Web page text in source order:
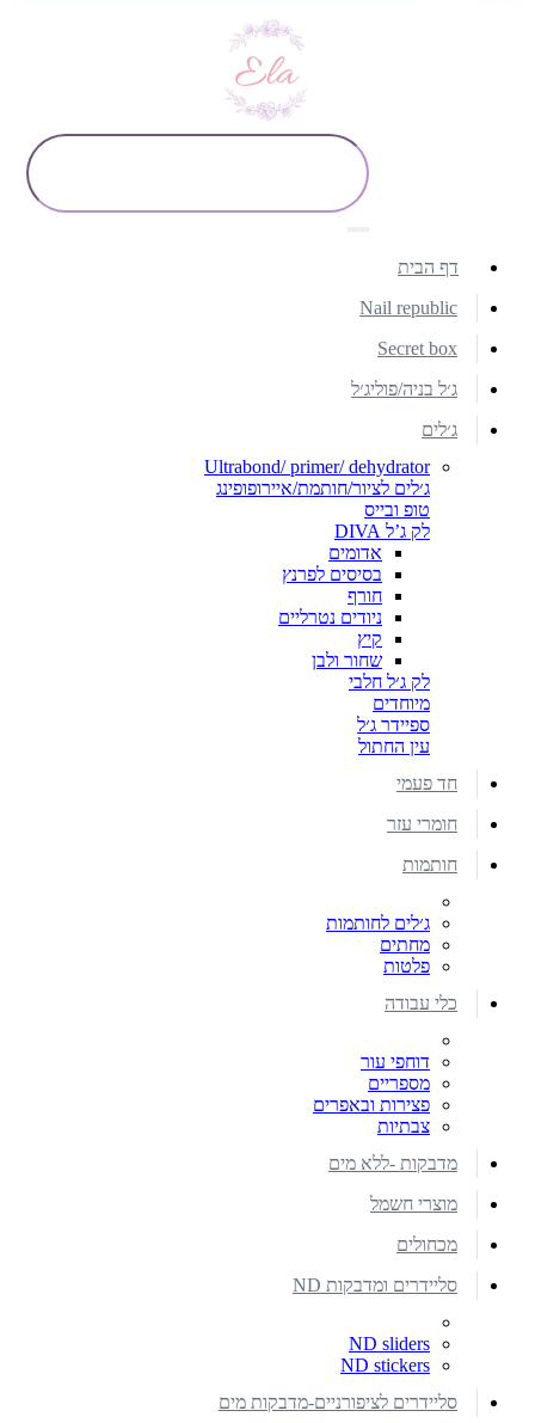
דף הבית
Nail republic
Secret box
ג׳ל בניה/פוליג׳ל
ג׳לים
Ultrabond/ primer/ dehydrator
ג׳לים לציור/חותמת/איירופופינג
טופ ובייס
לק ג’ל DIVA
אדומים
בסיסים לפרנץ
חורף
ניודים נטרליים
קיץ
שחור ולבן
לק ג׳ל חלבי
מיוחדים
ספיידר ג׳ל
עין החתול
חד פעמי
חומרי עזר
חותמות
ג׳לים לחותמות
מחתים
פלטות
כלי עבודה
דוחפי עור
מספריים
פצירות ובאפרים
צבתיות
מדבקות -ללא מים
מוצרי חשמל
מכחולים
סליידרים ומדבקות ND
ND sliders
ND stickers
סליידרים לציפורניים-מדבקות מים